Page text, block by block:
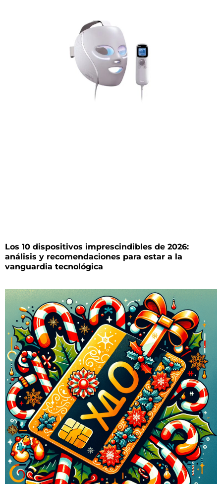
Los 10 dispositivos imprescindibles de 2026:
análisis y recomendaciones para estar a la
vanguardia tecnológica